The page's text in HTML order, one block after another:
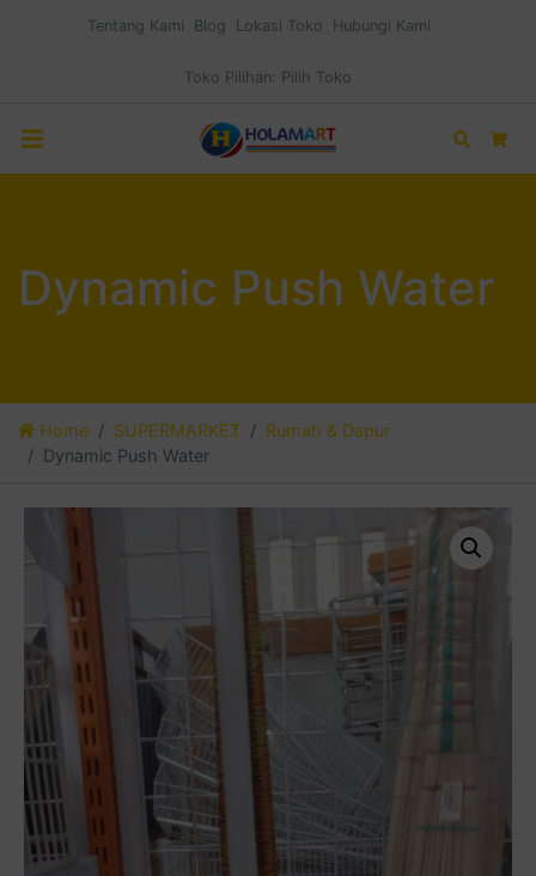
Tentang Kami Blog Lokasi Toko Hubungi Kami
Toko Pilihan: Pilih Toko
Search
Dynamic Push Water
Home SUPERMARKET
Rumah & Dapur
Dynamic Push Water